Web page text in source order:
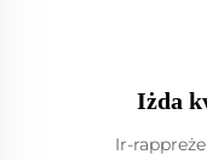
Iżda
Ir-